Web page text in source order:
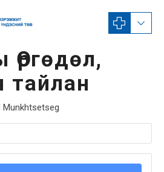
тайлан
Munkhtsetseg